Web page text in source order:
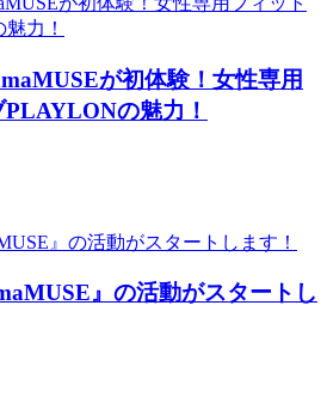
が初体験！女性専用
の魅力！
』の活動がスタートし